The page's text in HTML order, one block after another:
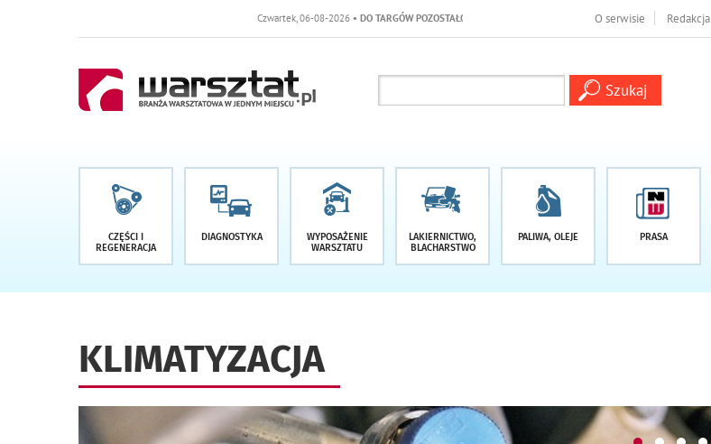
Czwartek, 06-08-2026• DO TARGÓW POZOSTAŁO -1 DNI O serwisie Redakcja
CZĘŚCI I
REGENERACJA
DIAGNOSTYKA
WYPOSAŻENIE
WARSZTATU
LAKIERNICTWO,
BLACHARSTWO
PALIWA, OLEJE PRASA
KLIMATYZACJA